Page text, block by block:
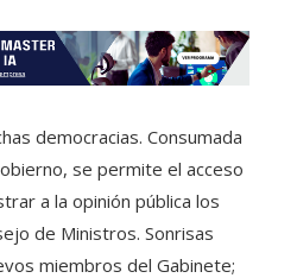
democracias. Consumada
se permite el acceso
a la opinión pública los
de Ministros. Sonrisas
miembros del Gabinete;